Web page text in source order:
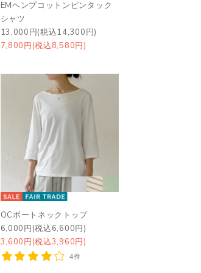
EMヘンプコットンピンタック
シャツ
13,000円(税込14,300円)
7,800円(税込8,580円)
OCボートネックトップ
6,000円(税込6,600円)
3,600円(税込3,960円)
4件